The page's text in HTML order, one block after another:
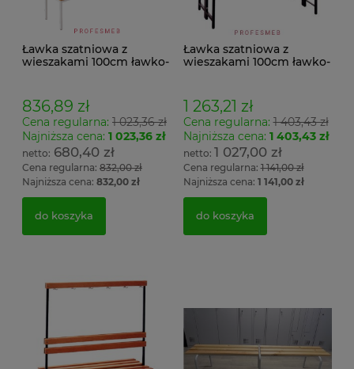
Ławka szatniowa z
wieszakami 100cm ławko-
836,89 zł
Cena regularna: 1 023,36 zł
Najniższa cena: 1 023,36 zł
680,40 zł
Cena regularna: 832,00 zł
Najniższa cena: 832,00 zł
do koszyka
Ławka szatniowa z
wieszakami 100cm ławko-
1 263,21 zł
Cena regularna:1 403,43 zł
Najniższa cena: 1 403,43 zł
1 027,00 zł
Cena regularna:1 141,00 zł
Najniższa cena: 1 141,00 zł
do koszyka